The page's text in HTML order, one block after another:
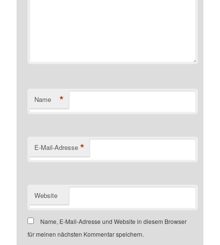
Name *
E-Mail-Adresse *
Website
Name, E-Mail-Adresse und Website in diesem Browser
für meinen nächsten Kommentar speichern.